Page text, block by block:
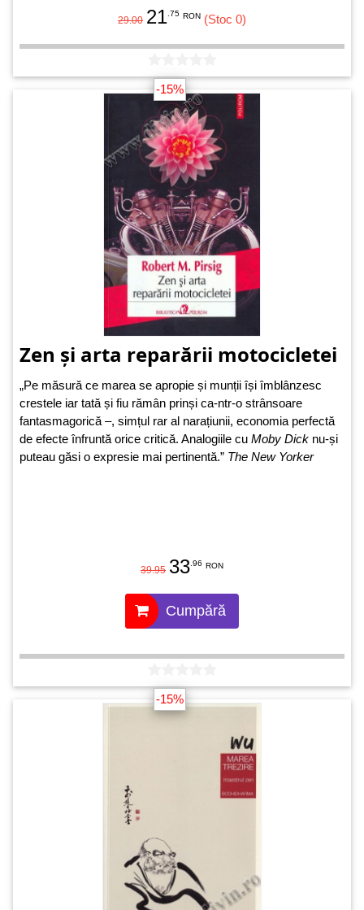
29.00 21 .75 RON (Stoc 0)
-15%
Zen și arta reparării motocicletei
„Pe măsură ce marea se apropie și munții își îmblânzesc
crestele iar tată și fiu rămân prinși ca-ntr-o strânsoare
fantasmagorică –, simțul rar al narațiunii, economia perfectă
de efecte înfruntă orice critică. Analogiile cu Moby Dick nu-și
puteau găsi o expresie mai pertinentă.” The New Yorker
39.95 33 .96 RON
Cumpără
-15%